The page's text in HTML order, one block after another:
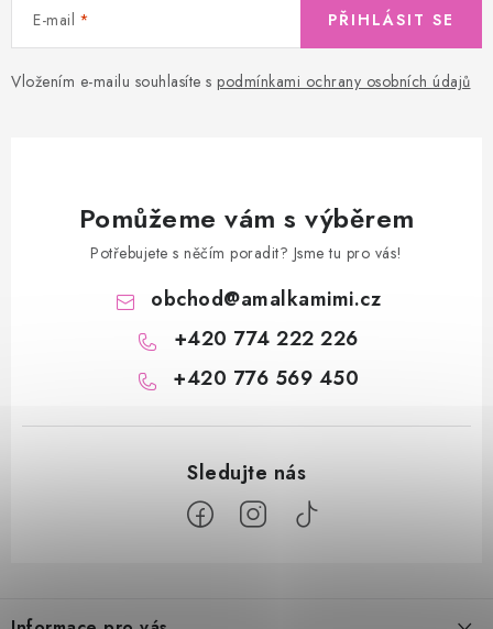
E-mail
Vložením e-mailu souhlasíte s podmínkami ochrany osobních údajů
PŘIHLÁSIT SE
Pomůžeme vám s výběrem
Potřebujete s něčím poradit? Jsme tu pro vás!
obchod@amalkamimi.cz
+420 774 222 226
+420 776 569 450